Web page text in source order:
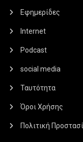
Εφημερίδες
Internet
Podcast
social media
Ταυτότητα
Όροι Χρήσης
Πολιτική